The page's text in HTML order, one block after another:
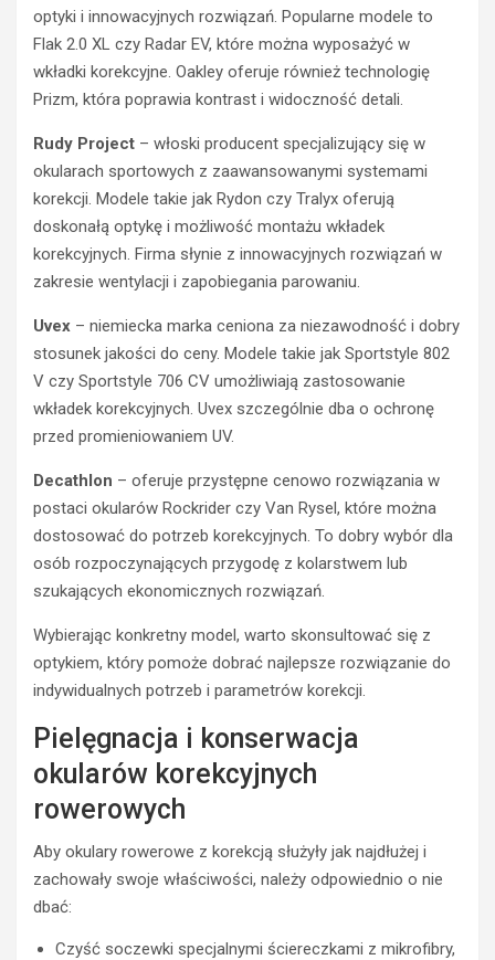
optyki i innowacyjnych rozwiązań. Popularne modele to
Flak 2.0 XL czy Radar EV, które można wyposażyć w
wkładki korekcyjne. Oakley oferuje również technologię
Prizm, która poprawia kontrast i widoczność detali.
Rudy Project – włoski producent specjalizujący się w
okularach sportowych z zaawansowanymi systemami
korekcji. Modele takie jak Rydon czy Tralyx oferują
doskonałą optykę i możliwość montażu wkładek
korekcyjnych. Firma słynie z innowacyjnych rozwiązań w
zakresie wentylacji i zapobiegania parowaniu.
Uvex – niemiecka marka ceniona za niezawodność i dobry
stosunek jakości do ceny. Modele takie jak Sportstyle 802
V czy Sportstyle 706 CV umożliwiają zastosowanie
wkładek korekcyjnych. Uvex szczególnie dba o ochronę
przed promieniowaniem UV.
Decathlon – oferuje przystępne cenowo rozwiązania w
postaci okularów Rockrider czy Van Rysel, które można
dostosować do potrzeb korekcyjnych. To dobry wybór dla
osób rozpoczynających przygodę z kolarstwem lub
szukających ekonomicznych rozwiązań.
Wybierając konkretny model, warto skonsultować się z
optykiem, który pomoże dobrać najlepsze rozwiązanie do
indywidualnych potrzeb i parametrów korekcji.
Pielęgnacja i konserwacja
okularów korekcyjnych
rowerowych
Aby okulary rowerowe z korekcją służyły jak najdłużej i
zachowały swoje właściwości, należy odpowiednio o nie
dbać:
Czyść soczewki specjalnymi ściereczkami z mikrofibry,
ROWER
J
k
y
g